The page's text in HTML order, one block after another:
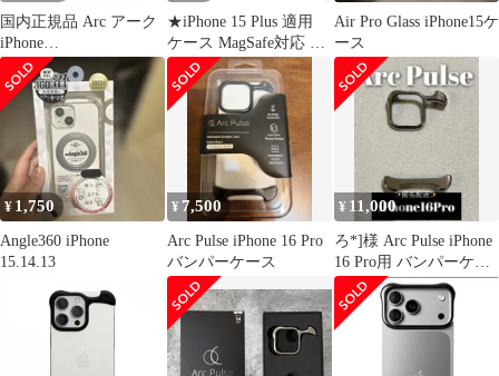
国内正規品 Arc アーク
iPhone
Air/17/17Pro/17ProMax
Arc Pulse アルミ・マッ
トブラック アルミバン
パー アルミニウム合金
7075 バンパー ケース
AC28020i17A
AC28147i17PR
AC28148i17
★iPhone 15 Plus 適用
ケース MagSafe対応 隠
し収納式 多機能一体ス
タンド アイフォン15プ
ラス カバー OURJOY
スマホケース 透明 米軍
規格 耐衝撃 カメラレン
ズ保護 あいほん15plus
ワイアレス充電 ストラ
ップホール付クリア
Air Pro Glass iPhone15ケ
ース
¥ 1,750
Angle360 iPhone
15.14.13
¥ 7,500
Arc Pulse iPhone 16 Pro
バンパーケース
¥ 11,000
ろ*]様 Arc Pulse iPhone
16 Pro用 バンパーケー
ス